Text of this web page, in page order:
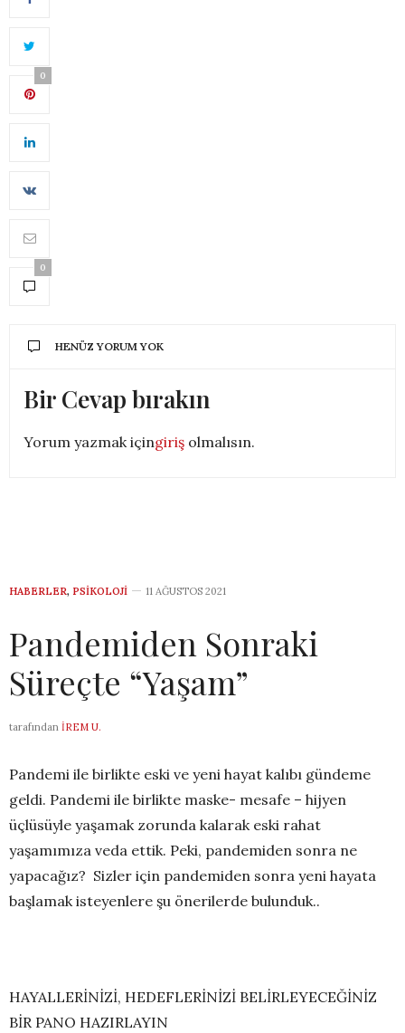
0
0
HENÜZ YORUM YOK
Bir Cevap bırakın
Yorum yazmak içingiriş olmalısın.
HABERLER, PSIKOLOJI 11 AĞUSTOS 2021
Pandemiden Sonraki
Süreçte “Yaşam”
tarafından İREM U.
Pandemi ile birlikte eski ve yeni hayat kalıbı gündeme
geldi. Pandemi ile birlikte maske- mesafe – hijyen
üçlüsüyle yaşamak zorunda kalarak eski rahat
yaşamımıza veda ettik. Peki, pandemiden sonra ne
yapacağız? Sizler için pandemiden sonra yeni hayata
başlamak isteyenlere şu önerilerde bulunduk..
HAYALLERİNİZİ, HEDEFLERİNİZİ BELİRLEYECEĞİNİZ
BİR PANO HAZIRLAYIN